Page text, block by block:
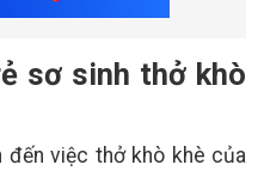
sơ sinh thở khò
đến việc thở khò khè của